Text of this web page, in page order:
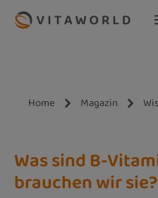
Zum Hauptinhalt springen
Home Magazin
Was sind B-
brauchen wir sie?